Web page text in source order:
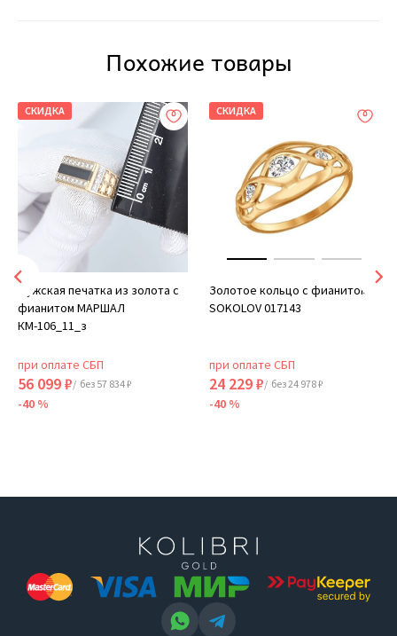
Похожие товары
СКИДКА
Мужская печатка из золота с
фианитом МАРШАЛ
КМ-106_11_з
при оплате СБП
56 099 ₽/ без 57 834 ₽
-40 %
СКИДКА
Золотое кольцо с фианитом
SOKOLOV 017143
при оплате СБП
24 229 ₽/ без 24 978 ₽
-40 %